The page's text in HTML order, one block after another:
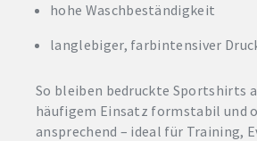
hohe Waschbeständigkeit
langlebiger, farbintensiver
So bleiben bedruckte Sportshirts
häufigem Einsatz formstabil und
ansprechend – ideal für Training,